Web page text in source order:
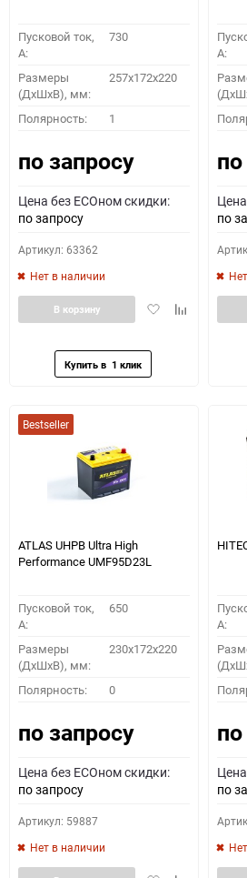
Пусковой ток,
A:
730
Размеры
(ДхШхВ), мм:
257x172x220
Полярность: 1
по запросу
Цена без ECOном скидки:
по запросу
Артикул: 63362
Нет в наличии
ДобавитьДобавить
В корзину
A:
по
Bestseller
ATLAS UHPB Ultra High
Performance UMF95D23L
Пусковой ток,
A:
650
Размеры
(ДхШхВ), мм:
230x172x220
Полярность: 0
по запросу
Цена без ECOном скидки:
по запросу
Артикул: 59887
Нет в наличии
A:
по